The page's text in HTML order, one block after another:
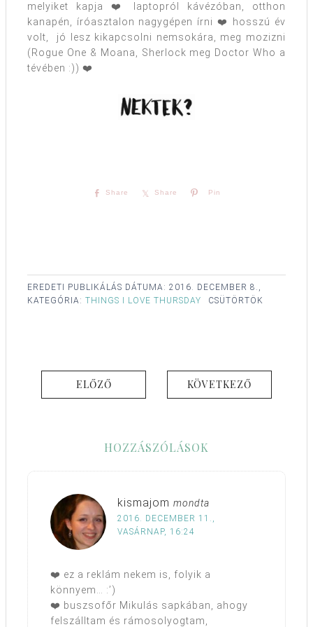
melyiket kapja ❤️ laptopról kávézóban, otthon
kanapén, íróasztalon nagygépen írni ❤️ hosszú év
volt, jó lesz kikapcsolni nemsokára, meg mozizni
(Rogue One & Moana, Sherlock meg Doctor Who a
tévében :)) ❤️
Share Share Pin
EREDETI PUBLIKÁLÁS DÁTUMA: 2016. DECEMBER 8.,
CSÜTÖRTÖK
KATEGÓRIA: THINGS I LOVE THURSDAY
ELŐZŐ KÖVETKEZŐ
HOZZÁSZÓLÁSOK
kismajom mondta
2016. DECEMBER 11.,
VASÁRNAP, 16:24
❤️ ez a reklám nekem is, folyik a
könnyem… :’)
❤️ buszsofőr Mikulás sapkában, ahogy
felszálltam és rámosolyogtam,